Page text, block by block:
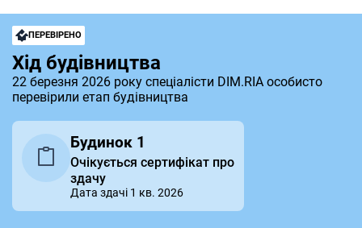
ПЕРЕВІРЕНО
Хід будівництва
22 березня 2026 року спеціалісти DIM.RIA особисто
перевірили етап будівництва
Будинок 1
Очікується сертифікат про
здачу
Дата здачі 1 кв. 2026